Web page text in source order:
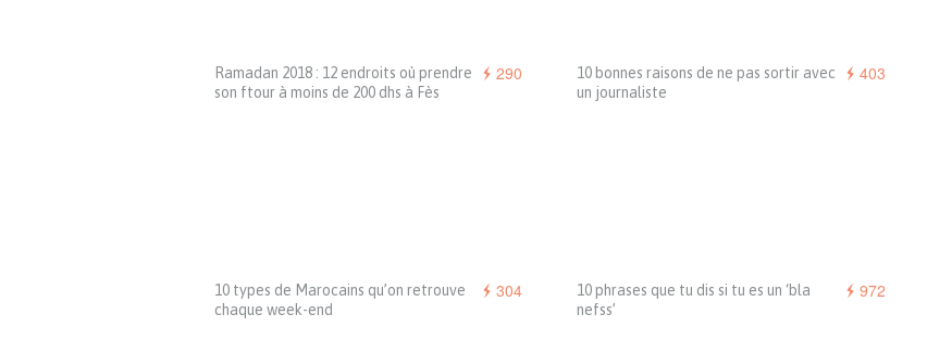
290
Ramadan 2018 : 12 endroits où prendre
son ftour à moins de 200 dhs à Fès
403
10 bonnes raisons de ne pas sortir avec
un journaliste
304
10 types de Marocains qu’on retrouve
chaque week-end
972
10 phrases que tu dis si tu es un ‘bla
nefss’